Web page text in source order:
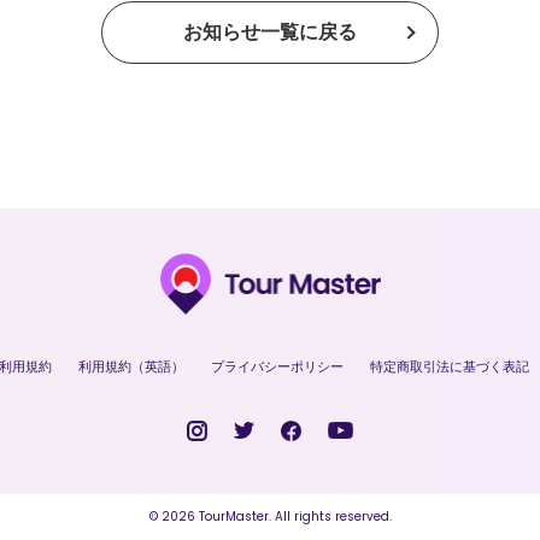
お知らせ一覧に戻る
用規約 利用規約（英語） プライバシーポリシー 特定商取引法に基づく表記
© 2026 TourMaster. All rights reserved.